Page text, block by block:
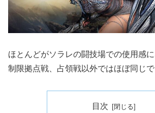
ほとんどがソラレの闘技場での使用感に
制限拠点戦、占領戦以外ではほぼ同じで
目次